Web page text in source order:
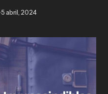
5 abril, 2024